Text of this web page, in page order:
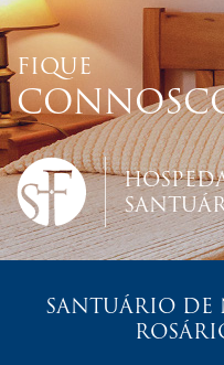
FIQUE
SANTUÁRIO DE